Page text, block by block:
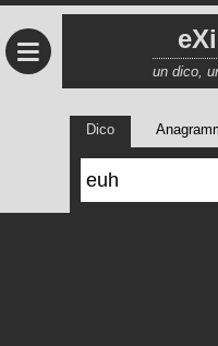
≡ un dico,
Dico